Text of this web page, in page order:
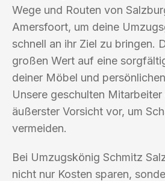
Wege und Routen von
Amersfoort, um deine
schnell an ihr Ziel zu bringen.
großen Wert auf eine
deiner Möbel und
Unsere geschulten
äußerster Vorsicht vor, um
vermeiden.
Bei Umzugskönig Schmitz
nicht nur Kosten sparen,